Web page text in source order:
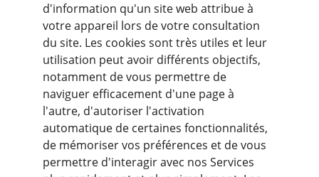
d'information qu'un site web attribue à
votre appareil lors de votre consultation
du site. Les cookies sont très utiles et leur
utilisation peut avoir différents objectifs,
notamment de vous permettre de
naviguer efficacement d'une page à
l'autre, d'autoriser l'activation
automatique de certaines fonctionnalités,
de mémoriser vos préférences et de vous
permettre d'interagir avec nos Services